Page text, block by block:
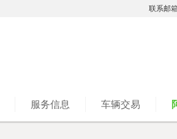
联系邮
服务信息 车辆交易